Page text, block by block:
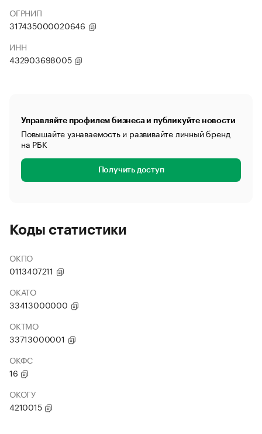
ОГРНИП
317435000020646
ИНН
432903698005
Управляйте профилем бизнеса и публикуйте новости
Повышайте узнаваемость и развивайте личный бренд
на РБК
Получить доступ
Коды статистики
ОКПО
0113407211
ОКАТО
33413000000
ОКТМО
33713000001
ОКФС
16
ОКОГУ
4210015